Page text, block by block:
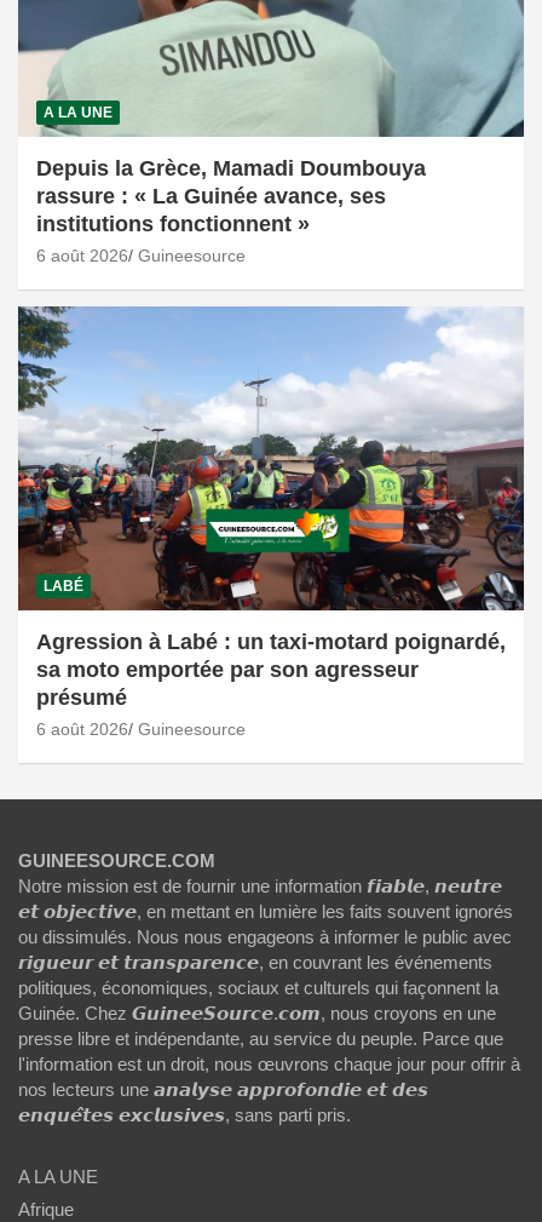
A LA UNE
Depuis la Grèce, Mamadi Doumbouya
rassure : « La Guinée avance, ses
institutions fonctionnent »
6 août 2026 Guineesource
LABÉ
Agression à Labé : un taxi-motard poignardé,
sa moto emportée par son agresseur
présumé
6 août 2026 Guineesource
GUINEESOURCE.COM
Notre mission est de fournir une information 𝙛𝙞𝙖𝙗𝙡𝙚, 𝙣𝙚𝙪𝙩𝙧𝙚
𝙚𝙩 𝙤𝙗𝙟𝙚𝙘𝙩𝙞𝙫𝙚, en mettant en lumière les faits souvent ignorés
ou dissimulés. Nous nous engageons à informer le public avec
𝙧𝙞𝙜𝙪𝙚𝙪𝙧 𝙚𝙩 𝙩𝙧𝙖𝙣𝙨𝙥𝙖𝙧𝙚𝙣𝙘𝙚, en couvrant les événements
politiques, économiques, sociaux et culturels qui façonnent la
Guinée. Chez 𝙂𝙪𝙞𝙣𝙚𝙚𝙎𝙤𝙪𝙧𝙘𝙚.𝙘𝙤𝙢, nous croyons en une
presse libre et indépendante, au service du peuple. Parce que
l'information est un droit, nous œuvrons chaque jour pour offrir à
nos lecteurs une 𝙖𝙣𝙖𝙡𝙮𝙨𝙚 𝙖𝙥𝙥𝙧𝙤𝙛𝙤𝙣𝙙𝙞𝙚 𝙚𝙩 𝙙𝙚𝙨
𝙚𝙣𝙦𝙪𝙚̂𝙩𝙚𝙨 𝙚𝙭𝙘𝙡𝙪𝙨𝙞𝙫𝙚𝙨, sans parti pris.
A LA UNE
Afrique